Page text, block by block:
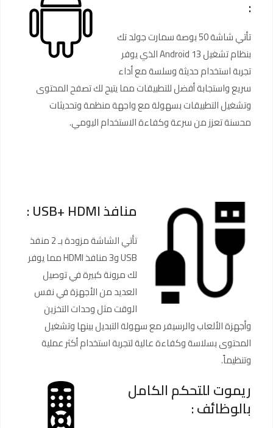
:
تأتي شاشة 50 بوصة سمارت جولد تك
بنظام تشغيل Android 13 الذي يوفر
تجربة استخدام حديثة وسلسة مع أداء
سريع واستجابة أفضل للتطبيقات مما يتيح لك تصفح المحتوى
وتشغيل التطبيقات بسهولة مع واجهة منظمة وتحديثات
محسنة تعزز من سرعة وكفاءة الاستخدام اليومي.
منافذ USB+ HDMI :
تأتي الشاشة مزودة بـ 2 منفذ
USB و3 منافذ HDMI مما يوفر
لك مرونة كبيرة في توصيل
العديد من الأجهزة في نفس
الوقت مثل وحدات التخزين
وأجهزة الألعاب والرسيفر مع سهولة التبديل بينها وتشغيل
المحتوى بسلاسة وكفاءة عالية لتجربة استخدام أكثر عملية
وتنظيماً.
ريموت للتحكم الكامل
بالوظائف :